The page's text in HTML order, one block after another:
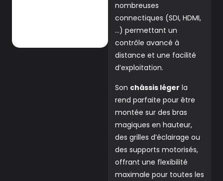
nombreuses
connectiques (SDI, HDMI,
…) permettant un
contrôle avancé à
distance et une facilité
d’exploitation.
Son châssis léger la
rend parfaite pour être
montée sur des bras
magiques en hauteur,
des grilles d’éclairage ou
des supports motorisés,
offrant une flexibilité
maximale pour toutes les